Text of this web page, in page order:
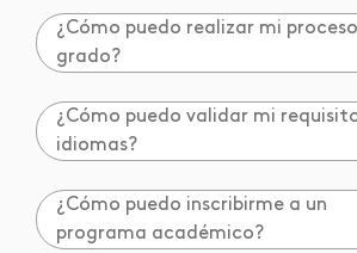
¿Cómo puedo realizar mi
grado?
¿Cómo puedo validar mi
idiomas?
¿Cómo puedo inscribirme a un
programa académico?